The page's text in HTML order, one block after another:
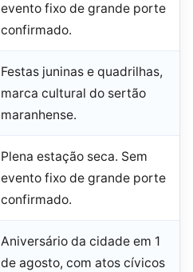
evento fixo de grande porte
confirmado.
Festas juninas e quadrilhas,
marca cultural do sertão
maranhense.
Plena estação seca. Sem
evento fixo de grande porte
confirmado.
Aniversário da cidade em 1
de agosto, com atos cívicos